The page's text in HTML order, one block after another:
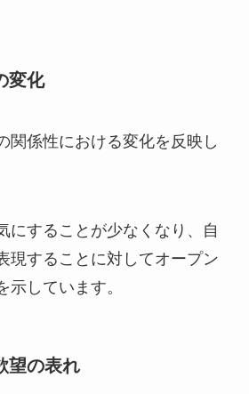
変化
関係性における変化を反映し
にすることが少なくなり、自
現することに対してオープン
示しています。
望の表れ